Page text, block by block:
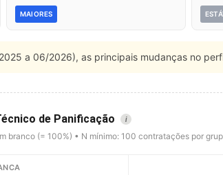
MAIORES
a 06/2026), as principais mudanças no
de Panificação i
branco (= 100%) • N mínimo: 100 contratações por